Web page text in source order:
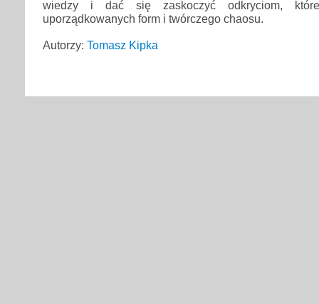
wiedzy i dać się zaskoczyć odkryciom,
uporządkowanych form i twórczego chaosu.
Autorzy: Tomasz Kipka